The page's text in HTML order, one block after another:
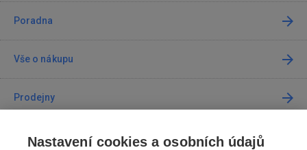
Poradna
Vše o nákupu
Prodejny
Kontakt
Nastavení cookies a osobních údajů